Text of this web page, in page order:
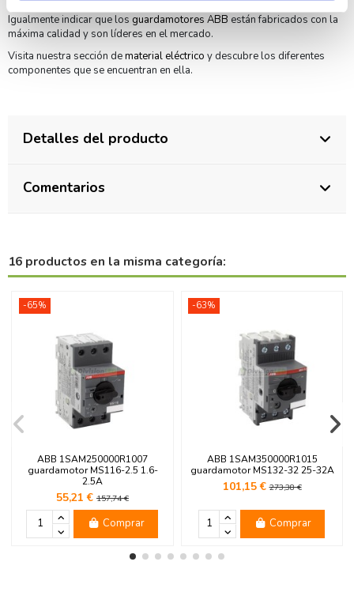
Igualmente indicar que los guardamotores ABB están fabricados con la
máxima calidad y son líderes en el mercado.
Visita nuestra sección dematerial eléctrico y descubre los diferentes
componentes que se encuentran en ella.
Detalles del producto
Comentarios
16 productos en la misma categoría:
-65%
ABB 1SAM250000R1007
guardamotor MS116-2.5 1.6-
2.5A
55,21 € 157,74 €
Comprar
-63%
ABB 1SAM350000R1015
guardamotor MS132-32 25-32A
101,15 €273,38 €
Comprar